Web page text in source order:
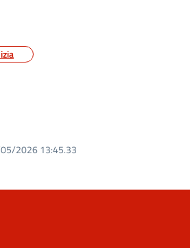
2026 13:45.33